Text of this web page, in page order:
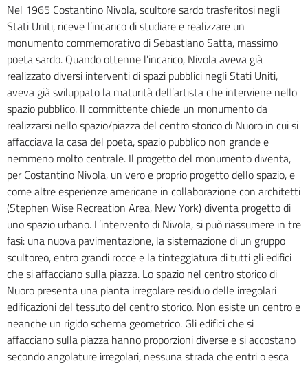
Nel 1965 Costantino Nivola, scultore sardo trasferitosi negli
Stati Uniti, riceve l’incarico di studiare e realizzare un
monumento commemorativo di Sebastiano Satta, massimo
poeta sardo. Quando ottenne l’incarico, Nivola aveva già
realizzato diversi interventi di spazi pubblici negli Stati Uniti,
aveva già sviluppato la maturità dell’artista che interviene nello
spazio pubblico. Il committente chiede un monumento da
realizzarsi nello spazio/piazza del centro storico di Nuoro in cui si
affacciava la casa del poeta, spazio pubblico non grande e
nemmeno molto centrale. Il progetto del monumento diventa,
per Costantino Nivola, un vero e proprio progetto dello spazio, e
come altre esperienze americane in collaborazione con architetti
(Stephen Wise Recreation Area, New York) diventa progetto di
uno spazio urbano. L’intervento di Nivola, si può riassumere in tre
fasi: una nuova pavimentazione, la sistemazione di un gruppo
scultoreo, entro grandi rocce e la tinteggiatura di tutti gli edifici
che si affacciano sulla piazza. Lo spazio nel centro storico di
Nuoro presenta una pianta irregolare residuo delle irregolari
edificazioni del tessuto del centro storico. Non esiste un centro e
neanche un rigido schema geometrico. Gli edifici che si
affacciano sulla piazza hanno proporzioni diverse e si accostano
secondo angolature irregolari, nessuna strada che entri o esca